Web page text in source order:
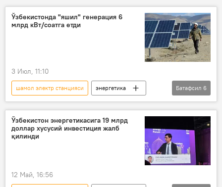
Ўзбекистонда "яшил" генерация 6
млрд кВт/соатга етди
3 Июл, 11:10
шамол электр станцияси
энергетика
электр энергияси
Энергетика вазирлиги
Яшил энергия
ГЭС
қуёш фотоэлектр станцияси
Батафсил 6
Ўзбекистон энергетикасига 19 млрд
доллар хусусий инвестиция жалб
қилинди
12 Май, 16:56